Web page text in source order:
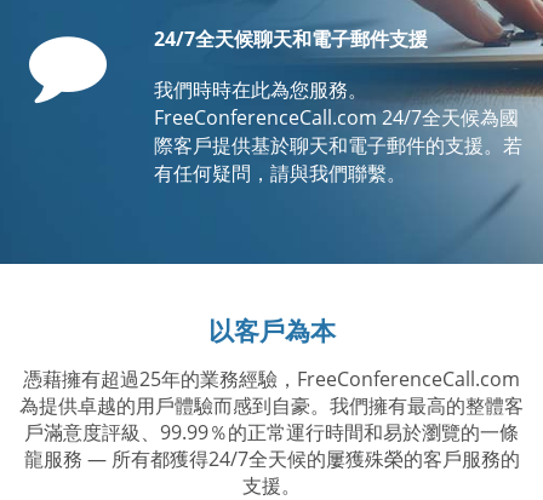
Comment
24/7全天候聊天和電子郵件支援
我們時時在此為您服務。
FreeConferenceCall.com 24/7全天候為國
際客戶提供基於聊天和電子郵件的支援。若
有任何疑問，請與我們聯繫。
以客戶為本
憑藉擁有超過25年的業務經驗，FreeConferenceCall.com
為提供卓越的用戶體驗而感到自豪。我們擁有最高的整體客
戶滿意度評級、99.99％的正常運行時間和易於瀏覽的一條
龍服務 — 所有都獲得24/7全天候的屢獲殊榮的客戶服務的
支援。